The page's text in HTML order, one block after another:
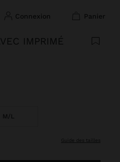
connexion panier
IMPRIMÉ
M/L
guide des tailles